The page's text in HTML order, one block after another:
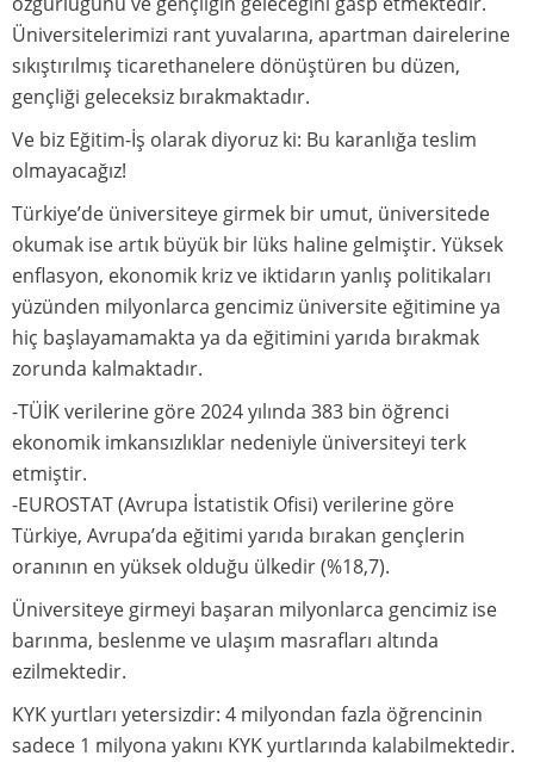
Galeriler
Foto Galeri
Videolar
İletişim
Üniversitelerimizi rant yuvalarına, apartman dairelerine
sıkıştırılmış ticarethanelere dönüştüren bu düzen,
gençliği geleceksiz bırakmaktadır.
Ve biz Eğitim-İş olarak diyoruz ki: Bu karanlığa teslim
olmayacağız!
Türkiye’de üniversiteye girmek bir umut, üniversitede
okumak ise artık büyük bir lüks haline gelmiştir. Yüksek
enflasyon, ekonomik kriz ve iktidarın yanlış politikaları
yüzünden milyonlarca gencimiz üniversite eğitimine ya
hiç başlayamamakta ya da eğitimini yarıda bırakmak
zorunda kalmaktadır.
-TÜİK verilerine göre 2024 yılında 383 bin öğrenci
ekonomik imkansızlıklar nedeniyle üniversiteyi terk
etmiştir.
-EUROSTAT (Avrupa İstatistik Ofisi) verilerine göre
Türkiye, Avrupa’da eğitimi yarıda bırakan gençlerin
oranının en yüksek olduğu ülkedir (%18,7).
Üniversiteye girmeyi başaran milyonlarca gencimiz ise
barınma, beslenme ve ulaşım masrafları altında
ezilmektedir.
KYK yurtları yetersizdir: 4 milyondan fazla öğrencinin
sadece 1 milyona yakını KYK yurtlarında kalabilmektedir.